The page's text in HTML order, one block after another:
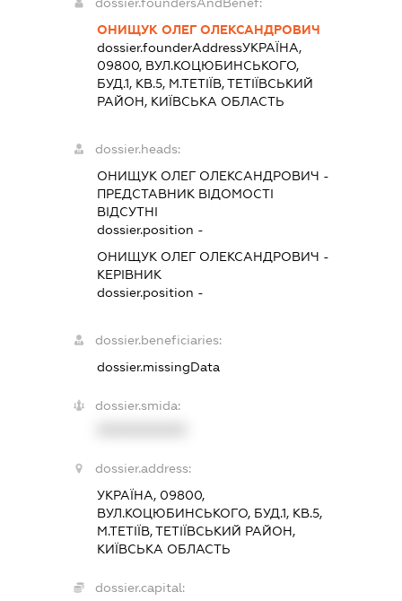
ОНИЩУК ОЛЕГ ОЛЕКСАНДРОВИЧ
dossier.founderAddressУКРАЇНА,
09800, ВУЛ.КОЦЮБИНСЬКОГО,
БУД.1, КВ.5, М.ТЕТІЇВ, ТЕТІЇВСЬКИЙ
РАЙОН, КИЇВСЬКА ОБЛАСТЬ
dossier.heads:
ОНИЩУК ОЛЕГ ОЛЕКСАНДРОВИЧ -
ПРЕДСТАВНИК ВІДОМОСТІ
ВІДСУТНІ
dossier.position -
ОНИЩУК ОЛЕГ ОЛЕКСАНДРОВИЧ -
КЕРІВНИК
dossier.position -
dossier.beneficiaries:
dossier.missingData
dossier.smida:
dossier.address:
УКРАЇНА, 09800,
ВУЛ.КОЦЮБИНСЬКОГО, БУД.1, КВ.5,
М.ТЕТІЇВ, ТЕТІЇВСЬКИЙ РАЙОН,
КИЇВСЬКА ОБЛАСТЬ
dossier.capital: